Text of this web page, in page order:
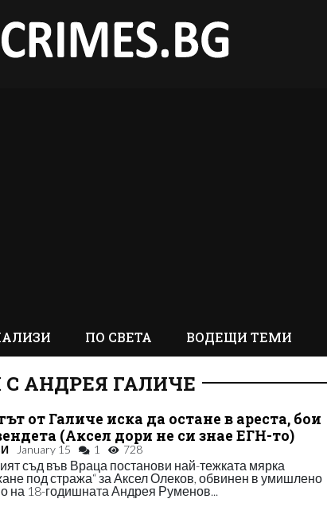
ПО СВЕТА ВОДЕЩИ ТЕМИ
АНДРЕЯ ГАЛИЧЕ
от Галиче иска да остане в ареста, бои
(Аксел дори не си знае ЕГН-то)
January 15 1 728
съд във Враца постанови най-тежката мярка
под стража“ за Аксел Олеков, обвинен в умишлено
на 18-годишната Андрея Руменов...